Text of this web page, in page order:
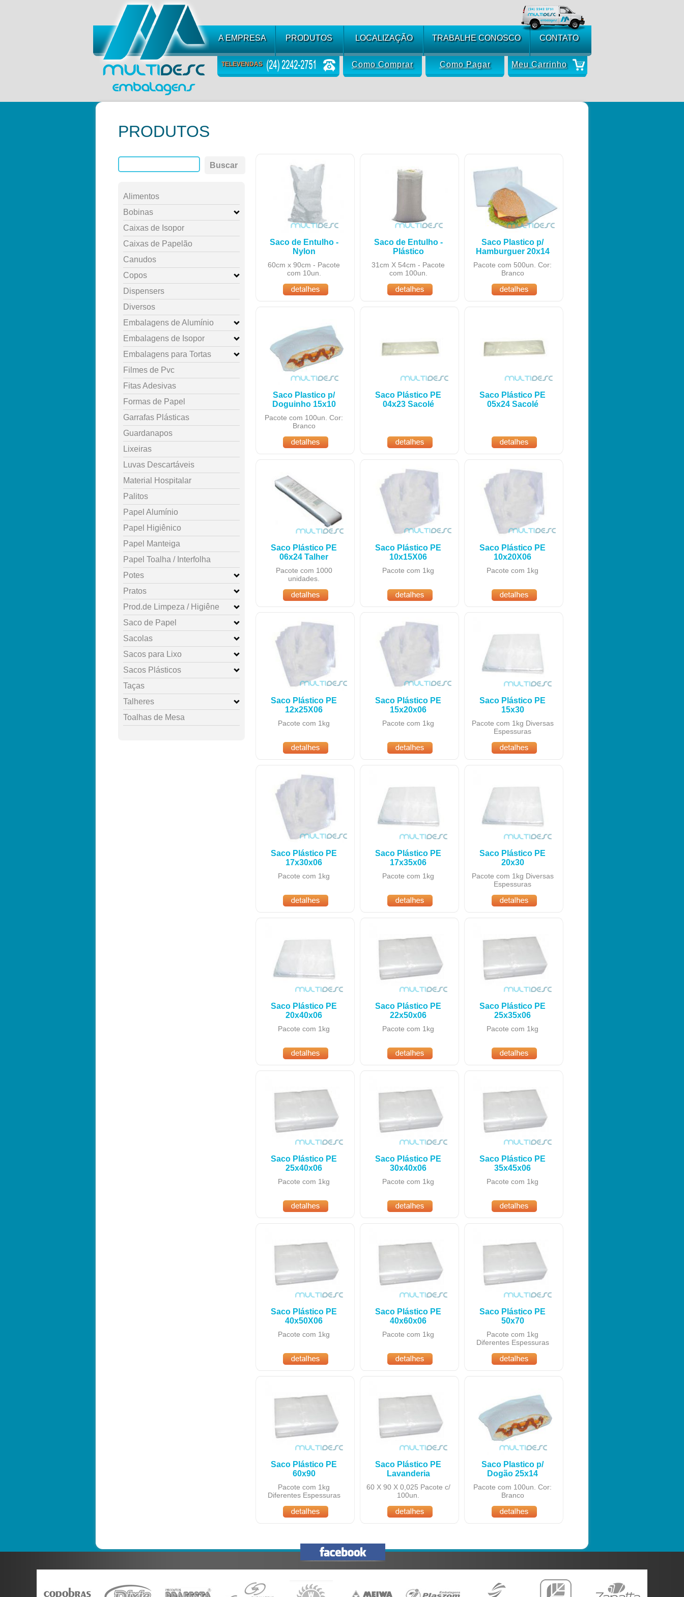
A EMPRESA PRODUTOS LOCALIZAÇÃO TRABALHE CONOSCO CONTATO
TELEVENDAS Como Comprar Como Pagar Meu Carrinho
PRODUTOS
Buscar
Alimentos
Bobinas
Caixas de Isopor
Caixas de Papelão
Canudos
Copos
Dispensers
Diversos
Embalagens de Alumínio
Embalagens de Isopor
Embalagens para Tortas
Filmes de Pvc
Fitas Adesivas
Formas de Papel
Garrafas Plásticas
Guardanapos
Lixeiras
Luvas Descartáveis
Material Hospitalar
Palitos
Papel Alumínio
Papel Higiênico
Papel Manteiga
Papel Toalha / Interfolha
Potes
Pratos
Prod.de Limpeza / Higiêne
Saco de Papel
Sacolas
Sacos para Lixo
Sacos Plásticos
Taças
Talheres
Toalhas de Mesa
Saco de Entulho -
Nylon
60cm x 90cm - Pacote
com 10un.
Saco de Entulho -
Plástico
31cm X 54cm - Pacote
com 100un.
Saco Plastico p/
Hamburguer 20x14
Pacote com 500un. Cor:
Branco
Saco Plastico p/
Doguinho 15x10
Pacote com 100un. Cor:
Branco
Saco Plástico PE
04x23 Sacolé
Saco Plástico PE
05x24 Sacolé
Saco Plástico PE
06x24 Talher
Pacote com 1000
unidades.
Saco Plástico PE
10x15X06
Pacote com 1kg
Saco Plástico PE
10x20X06
Pacote com 1kg
Saco Plástico PE
12x25X06
Pacote com 1kg
Saco Plástico PE
15x20x06
Pacote com 1kg
Saco Plástico PE
15x30
Pacote com 1kg Diversas
Espessuras
Saco Plástico PE
17x30x06
Pacote com 1kg
Saco Plástico PE
17x35x06
Pacote com 1kg
Saco Plástico PE
20x30
Pacote com 1kg Diversas
Espessuras
Saco Plástico PE
20x40x06
Pacote com 1kg
Saco Plástico PE
22x50x06
Pacote com 1kg
Saco Plástico PE
25x35x06
Pacote com 1kg
Saco Plástico PE
25x40x06
Pacote com 1kg
Saco Plástico PE
30x40x06
Pacote com 1kg
Saco Plástico PE
35x45x06
Pacote com 1kg
Saco Plástico PE
40x50X06
Pacote com 1kg
Saco Plástico PE
40x60x06
Pacote com 1kg
Saco Plástico PE
50x70
Pacote com 1kg
Diferentes Espessuras
Saco Plástico PE
60x90
Pacote com 1kg
Diferentes Espessuras
Saco Plástico PE
Lavanderia
60 X 90 X 0,025 Pacote c/
100un.
Saco Plastico p/
Dogão 25x14
Pacote com 100un. Cor:
Branco